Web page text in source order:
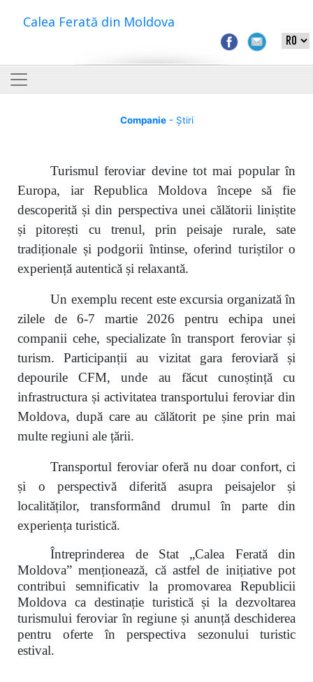
Calea Ferată din Moldova
Companie- Știri
Turismul feroviar devine tot mai popular în
Europa, iar Republica Moldova începe să fie
descoperită și din perspectiva unei călătorii liniștite
și pitorești cu trenul, prin peisaje rurale, sate
tradiționale și podgorii întinse, oferind turiștilor o
experiență autentică și relaxantă.
Un exemplu recent este excursia organizată în
zilele de 6-7 martie 2026 pentru echipa unei
companii cehe, specializate în transport feroviar și
turism. Participanții au vizitat gara feroviară și
depourile CFM, unde au făcut cunoștință cu
infrastructura și activitatea transportului feroviar din
Moldova, după care au călătorit pe șine prin mai
multe regiuni ale țării.
Transportul feroviar oferă nu doar confort, ci
și o perspectivă diferită asupra peisajelor și
localităților, transformând drumul în parte din
experiența turistică.
Întreprinderea de Stat „Calea Ferată din
Moldova” menționează, că astfel de inițiative pot
contribui semnificativ la promovarea Republicii
Moldova ca destinație turistică și la dezvoltarea
turismului feroviar în regiune și anunță deschiderea
pentru oferte în perspectiva sezonului turistic
estival.